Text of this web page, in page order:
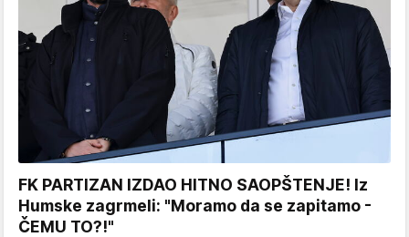
FK PARTIZAN IZDAO HITNO SAOPŠTENJE! Iz
Humske zagrmeli: "Moramo da se zapitamo -
ČEMU TO?!"